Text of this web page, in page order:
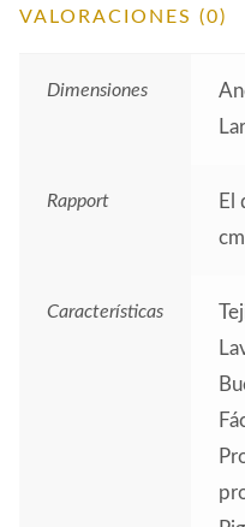
VALORACIONES (0)
Dimensiones
Rapport
El
Características